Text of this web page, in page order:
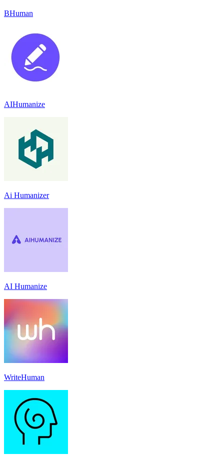
BHuman
AIHumanize
Ai Humanizer
AI Humanize
WriteHuman